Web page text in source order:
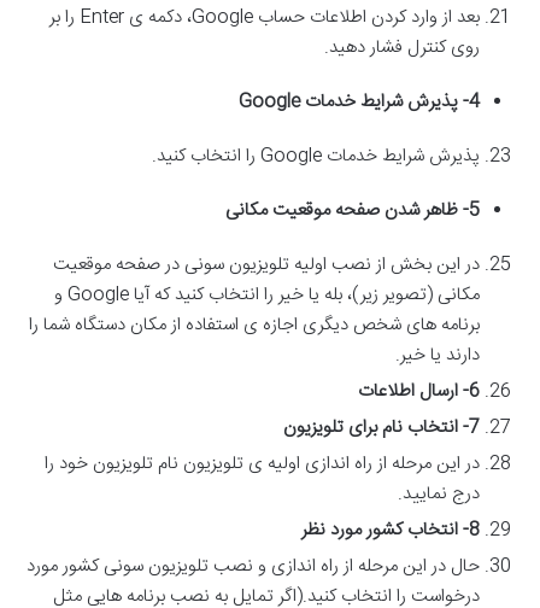
بعد از وارد کردن اطلاعات حساب Google، دکمه ی Enter را بر
روی کنترل فشار دهید.
4- پذیرش شرایط خدماتGoogle
پذیرش شرایط خدمات Google را انتخاب کنید.
5- ظاهر شدن صفحه موقعیت مکانی
در این بخش از نصب اولیه تلویزیون سونی در صفحه موقعیت
مکانی (تصویر زیر)، بله یا خیر را انتخاب کنید که آیا Google و
برنامه های شخص دیگری اجازه ی استفاده از مکان دستگاه شما را
دارند یا خیر.
6- ارسال اطلاعات
7- انتخاب نام برای تلویزیون
در این مرحله از راه اندازی اولیه ی تلویزیون نام تلویزیون خود را
درج نمایید.
8- انتخاب کشور مورد نظر
حال در این مرحله از راه اندازی و نصب تلویزیون سونی کشور مورد
درخواست را انتخاب کنید.(اگر تمایل به نصب برنامه هایی مثل